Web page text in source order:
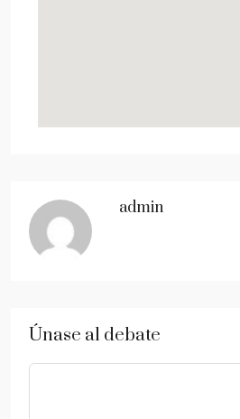
admin
Únase al debate